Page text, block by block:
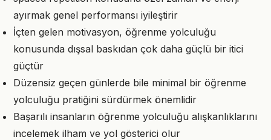
ayırmak genel performansı iyileştirir
İçten gelen motivasyon, öğrenme yolculuğu
konusunda dışsal baskıdan çok daha güçlü bir itici
güçtür
Düzensiz geçen günlerde bile minimal bir öğrenme
yolculuğu pratiğini sürdürmek önemlidir
Başarılı insanların öğrenme yolculuğu alışkanlıklarını
incelemek ilham ve yol gösterici olur